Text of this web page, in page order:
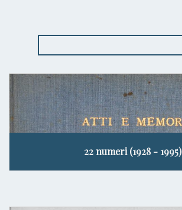
22 numeri (1928 - 1995)